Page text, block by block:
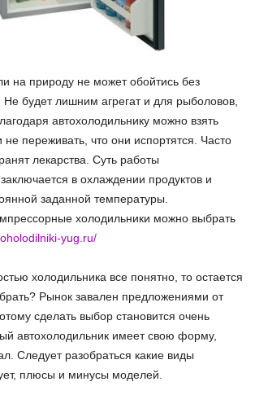
на природу не может обойтись без
Не будет лишним агрегат и для рыболовов,
автохолодильнику можно взять
не переживать, что они испортятся. Часто
лекарства. Суть работы
в охлаждении продуктов и
заданной температуры.
холодильники можно выбрать
yug.ru/
холодильника все понятно, то остается
Рынок завален предложениями от
сделать выбор становится очень
автохолодильник имеет свою форму,
Следует разобраться какие виды
плюсы и минусы моделей.